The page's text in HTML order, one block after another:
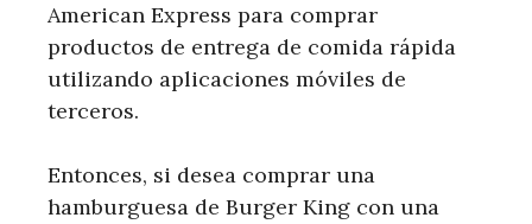
American Express para comprar
productos de entrega de comida rápida
utilizando aplicaciones móviles de
terceros.
Entonces, si desea comprar una
hamburguesa de Burger King con una